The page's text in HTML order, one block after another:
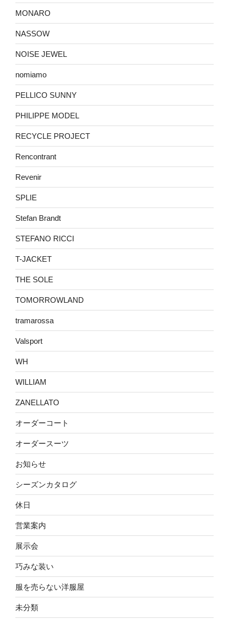
MONARO
NASSOW
NOISE JEWEL
nomiamo
PELLICO SUNNY
PHILIPPE MODEL
RECYCLE PROJECT
Rencontrant
Revenir
SPLIE
Stefan Brandt
STEFANO RICCI
T-JACKET
THE SOLE
TOMORROWLAND
tramarossa
Valsport
WH
WILLIAM
ZANELLATO
オーダーコート
オーダースーツ
お知らせ
シーズンカタログ
休日
営業案内
展示会
巧みな装い
服を売らない洋服屋
未分類